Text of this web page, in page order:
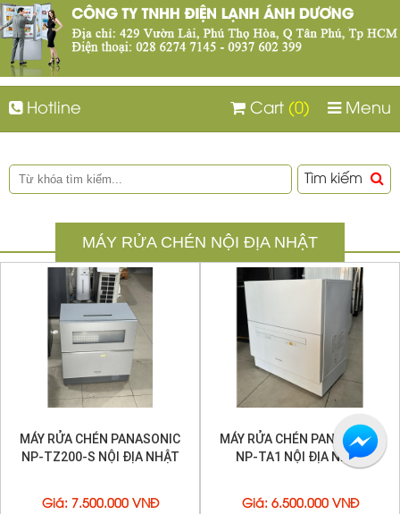
Hotline Menu
Cart (0)
Tìm kiếm
MÁY RỬA CHÉN NỘI ĐỊA NHẬT
MÁY RỬA CHÉN PANASONIC
NP-TZ200-S NỘI ĐỊA NHẬT
Giá: 7.500.000 VNĐ
MÁY RỬA CHÉN PANASONIC
NP-TA1 NỘI ĐỊA NHẬT
Giá: 6.500.000 VNĐ